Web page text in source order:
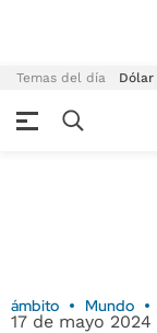
Temas del día Dólar
ámbito Mundo
17 de mayo 2024